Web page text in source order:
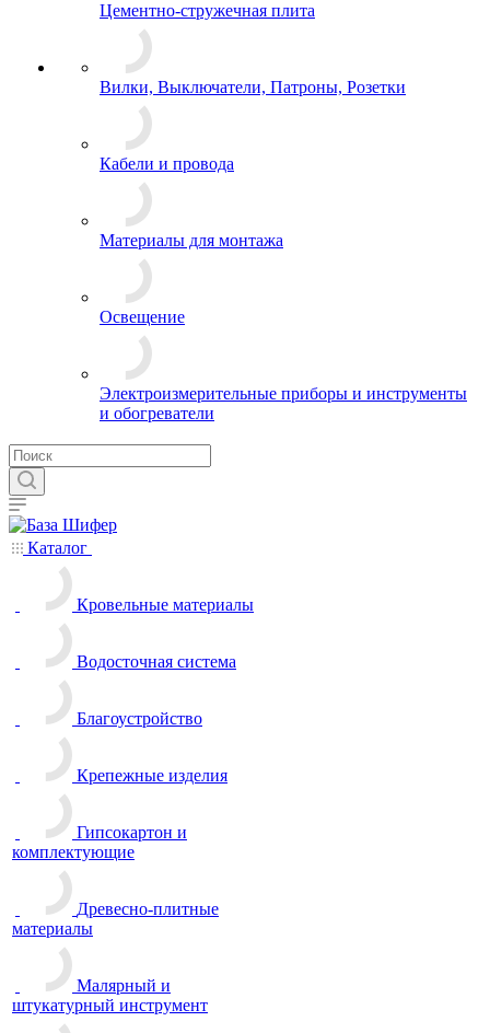
Цементно-стружечная плита
Вилки, Выключатели, Патроны, Розетки
Кабели и провода
Материалы для монтажа
Освещение
Электроизмерительные приборы и инструменты
и обогреватели
Каталог
Кровельные материалы
Водосточная система
Благоустройство
Крепежные изделия
Гипсокартон и
комплектующие
Древесно-плитные
материалы
Малярный и
штукатурный инструмент